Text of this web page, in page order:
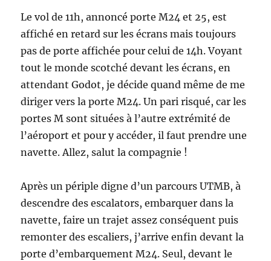
Le vol de 11h, annoncé porte M24 et 25, est
affiché en retard sur les écrans mais toujours
pas de porte affichée pour celui de 14h. Voyant
tout le monde scotché devant les écrans, en
attendant Godot, je décide quand même de me
diriger vers la porte M24. Un pari risqué, car les
portes M sont situées à l’autre extrémité de
l’aéroport et pour y accéder, il faut prendre une
navette. Allez, salut la compagnie !
Après un périple digne d’un parcours UTMB, à
descendre des escalators, embarquer dans la
navette, faire un trajet assez conséquent puis
remonter des escaliers, j’arrive enfin devant la
porte d’embarquement M24. Seul, devant le